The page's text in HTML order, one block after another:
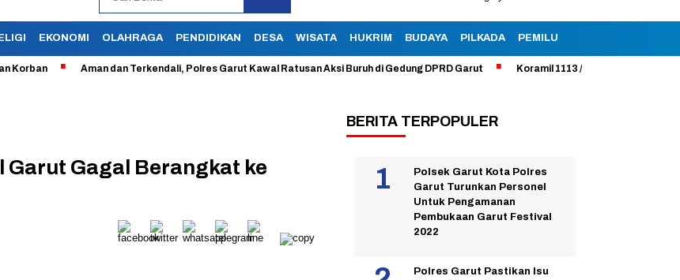
EKONOMI OLAHRAGA PENDIDIKAN DESA WISATA HUKRIM BUDAYA PILKADA PEMILU
Aman dan Terkendali, Polres Garut Kawal Ratusan Aksi Buruh di Gedung DPRD Garut Koramil 1113 /Bayongbong Uji Coba
Garut Gagal Berangkat ke
BERITA TERPOPULER
Polsek Garut Kota Polres
Garut Turunkan Personel
Untuk Pengamanan
Pembukaan Garut Festival
2022
Polres Garut Pastikan Isu